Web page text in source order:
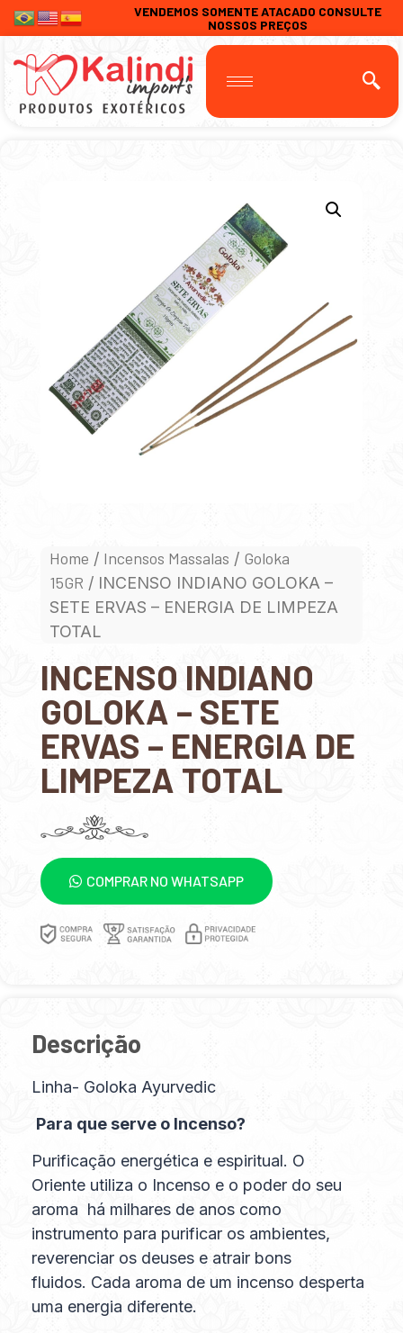
VENDEMOS SOMENTE ATACADO CONSULTE
NOSSOS PREÇOS
Home / Incensos Massalas / Goloka
15GR / INCENSO INDIANO GOLOKA –
SETE ERVAS – ENERGIA DE LIMPEZA
TOTAL
INCENSO INDIANO
GOLOKA – SETE
ERVAS – ENERGIA DE
LIMPEZA TOTAL
COMPRAR NO WHATSAPP
Descrição
Linha- Goloka Ayurvedic
Para que serve o Incenso?
Purificação energética e espiritual. O
Oriente utiliza o Incenso e o poder do seu
aroma há milhares de anos como
instrumento para purificar os ambientes,
reverenciar os deuses e atrair bons
fluidos. Cada aroma de um incenso desperta
uma energia diferente.